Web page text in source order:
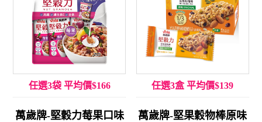
任選3袋 平均價$166
萬歲牌-堅穀力莓果口味
任選3盒 平均價$139
萬歲牌-堅果穀物棒原味